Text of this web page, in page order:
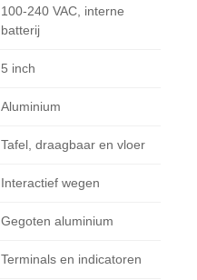
100-240 VAC, interne
batterij
5 inch
Aluminium
Tafel, draagbaar en vloer
Interactief wegen
Gegoten aluminium
Terminals en indicatoren